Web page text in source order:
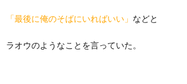
「最後に俺のそばにいればいい」 などと
ラオウのようなことを言っていた。